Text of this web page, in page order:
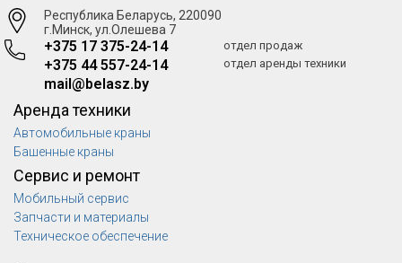
Республика Беларусь, 220090
г.Минск, ул.Олешева 7
+375 17 375-24-14
+375 44 557-24-14
mail@belasz.by
отдел продаж
отдел аренды техники
Аренда техники
Автомобильные краны
Башенные краны
Сервис и ремонт
Мобильный сервис
Запчасти и материалы
Техническое обеспечение